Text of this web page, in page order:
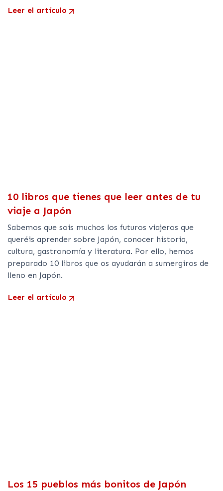
Leer el artículo
10 libros que tienes que leer antes de tu
viaje a Japón
Sabemos que sois muchos los futuros viajeros que
queréis aprender sobre Japón, conocer historia,
cultura, gastronomía y literatura. Por ello, hemos
preparado 10 libros que os ayudarán a sumergiros de
lleno en Japón.
Leer el artículo
Los 15 pueblos más bonitos de Japón